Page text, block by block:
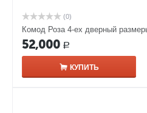
(0)
Комод Роза 4-ех дверный
52,000 Р
КУПИТЬ